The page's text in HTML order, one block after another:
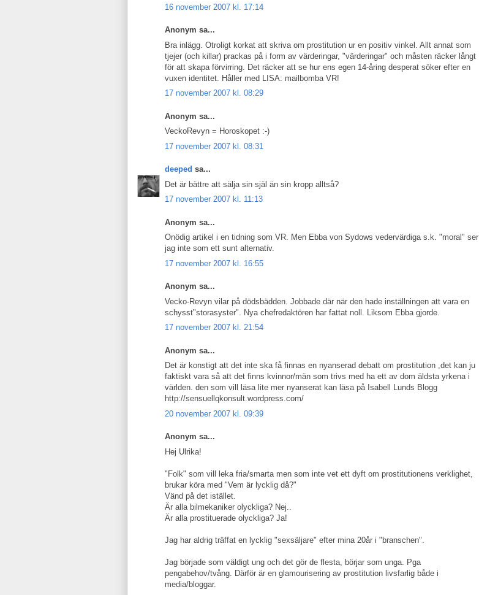
16 november 2007 kl. 17:14
Anonym sa...
Bra inlägg. Otroligt korkat att skriva om prostitution ur en positiv vinkel. Allt annat som
tjejer (och killar) prackas på i form av värderingar, "värderingar" och måsten räcker långt
för att skapa förvirring. Det räcker att se hur ens egen 14-åring desperat söker efter en
vuxen identitet. Håller med LISA: mailbomba VR!
17 november 2007 kl. 08:29
Anonym sa...
VeckoRevyn = Horoskopet :-)
17 november 2007 kl. 08:31
deeped sa...
Det är bättre att sälja sin själ än sin kropp alltså?
17 november 2007 kl. 11:13
Anonym sa...
Onödig artikel i en tidning som VR. Men Ebba von Sydows vedervärdiga s.k. "moral" ser
jag inte som ett sunt alternativ.
17 november 2007 kl. 16:55
Anonym sa...
Vecko-Revyn vilar på dödsbädden. Jobbade där när den hade inställningen att vara en
schysst"storasyster". Nya chefredaktören har fattat noll. Liksom Ebba gjorde.
17 november 2007 kl. 21:54
Anonym sa...
Det är konstigt att det inte ska få finnas en nyanserad debatt om prostitution ,det kan ju
faktiskt vara så att det finns kvinnor/män som trivs med ha ett av dom äldsta yrkena i
världen. den som vill läsa lite mer nyanserat kan läsa på Isabell Lunds Blogg
http://sensuellqkonsult.wordpress.com/
20 november 2007 kl. 09:39
Anonym sa...
Hej Ulrika!
"Folk" som vill leka fria/smarta men som inte vet ett dyft om prostitutionens verklighet,
brukar köra med "Vem är lycklig då?"
Vänd på det istället.
Är alla bilmekaniker olyckliga? Nej..
Är alla prostituerade olyckliga? Ja!
Jag har aldrig träffat en lycklig "sexsäljare" efter mina 20år i "branschen".
Jag började som väldigt ung och det gör de flesta, börjar som unga. Pga
pengabehov/tvång. Därför är en glamourisering av prostitution livsfarlig både i
media/bloggar.